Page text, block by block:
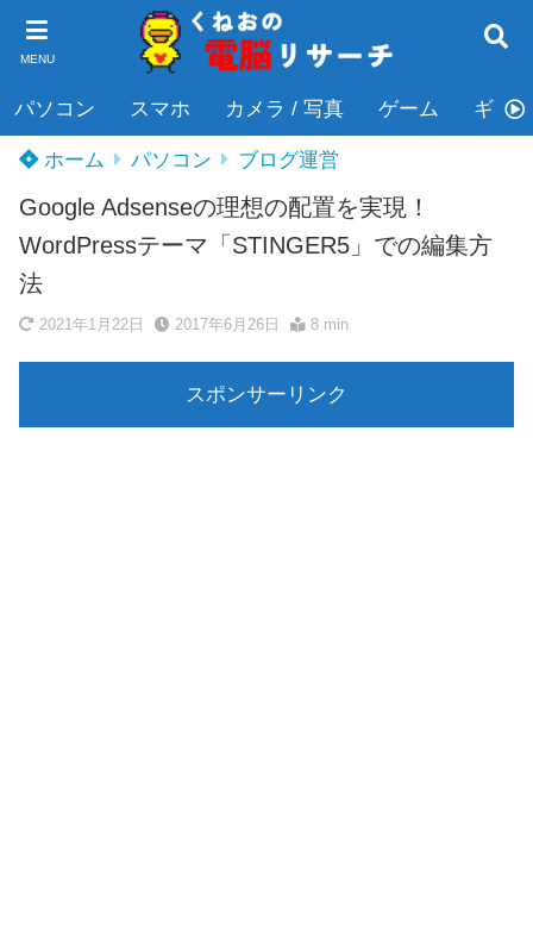
MENU
パソコン スマホ カメラ / 写真 ゲーム ギター
ホーム パソコン ブログ運営
Google Adsenseの理想の配置を実現！
WordPressテーマ「STINGER5」での編集方
法
2021年1月22日 2017年6月26日 8 min
スポンサーリンク